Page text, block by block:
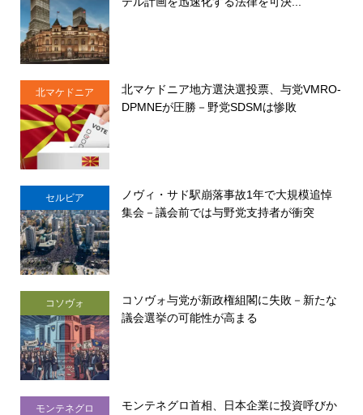
北マケドニア
北マケドニア地方選決選投票、与党VMRO-
DPMNEが圧勝－野党SDSMは惨敗
セルビア
ノヴィ・サド駅崩落事故1年で大規模追悼
集会－議会前では与野党支持者が衝突
コソヴォ
コソヴォ与党が新政権組閣に失敗－新たな
議会選挙の可能性が高まる
モンテネグロ
モンテネグロ首相、日本企業に投資呼びか